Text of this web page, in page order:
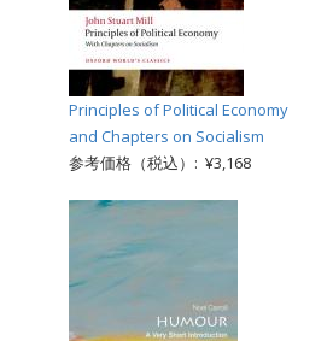
Principles of Political Economy
and Chapters on Socialism
参考価格（税込）: ¥3,168